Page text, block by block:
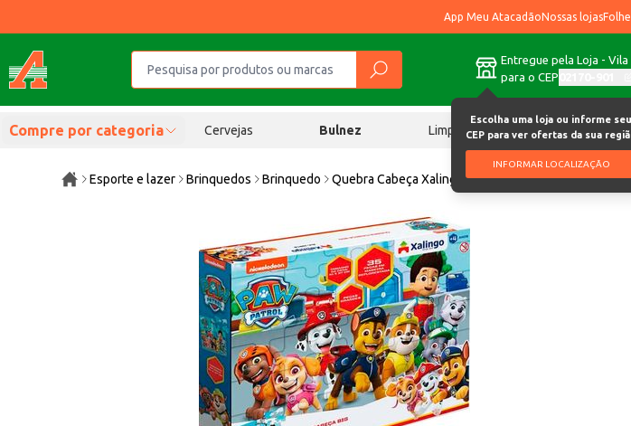
App Meu AtacadãoNossas lojas
Entregue pela Loja - Vila
para o CEP
Escolha uma loja ou informe seu
CEP para ver ofertas da sua
INFORMAR LOCALIZAÇÃO
Compre por categoria Cervejas Bulnez Limpeza Chocolates
Esporte e lazer Brinquedos Brinquedo Quebra Cabeça Xalingo Patrulha Canina un